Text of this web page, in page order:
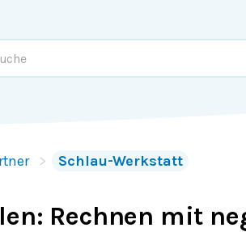
Schlau-Werkstatt
Rechnen mit